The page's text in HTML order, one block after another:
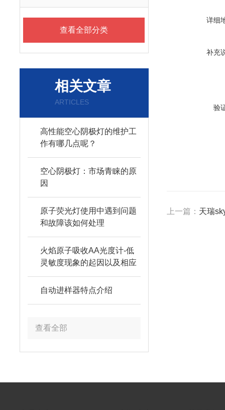
查看全部分类
相关文章
ARTICLES
高性能空心阴极灯的维护工
作有哪几点呢？
空心阴极灯：市场青睐的原
因
原子荧光灯使用中遇到问题
和故障该如何处理
火焰原子吸收AA光度计-低
灵敏度现象的起因以及相应
的对策
自动进样器特点介绍
查看全部
详细
补充
验
上一篇： 天瑞